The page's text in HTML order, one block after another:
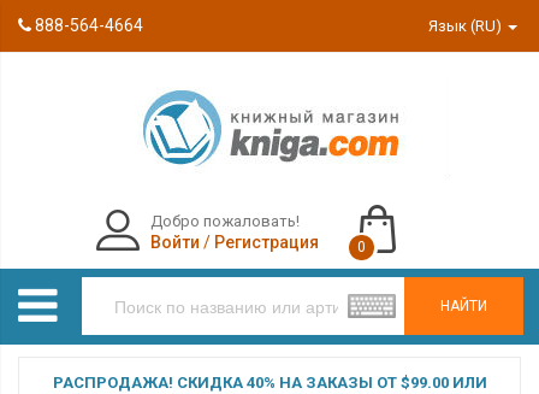
888-564-4664 Язык (RU)
НАЙТИ
Добро пожаловать!
Войти / Регистрация 0
РАСПРОДАЖА! СКИДКА 40% НА ЗАКАЗЫ ОТ $99.00 ИЛИ